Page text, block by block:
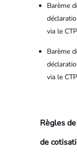
Barème
via le
Barème
via le
Règles
de